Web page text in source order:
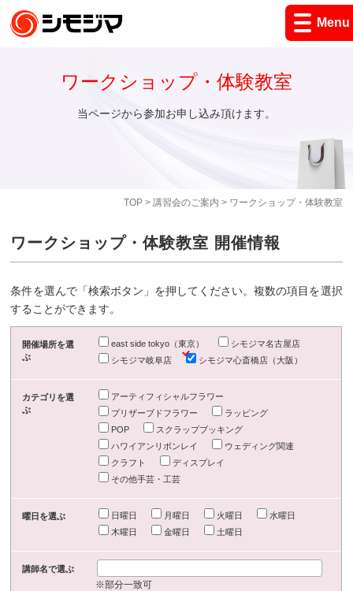
Menu
TOP> 講習会のご案内 > ワークショップ・体験教室
ワークショップ・体験教室
当ページから参加お申し込み頂けます。
ワークショップ・体験教室 開催情報
条件を選んで「検索ボタン」を押してください。複数の項目を選択
することができます。
開催場所を選
ぶ
east side tokyo（東京）
シモジマ名古屋店
シモジマ岐阜店
シモジマ心斎橋店（大阪）
カテゴリを選
ぶ
アーティフィシャルフラワー
プリザーブドフラワー
ラッピング
POP
スクラップブッキング
ハワイアンリボンレイ
ウェディング関連
クラフト
ディスプレイ
その他手芸・工芸
曜日を選ぶ 日曜日 月曜日 火曜日
水曜日
木曜日
金曜日 土曜日
講師名で選ぶ
※部分一致可